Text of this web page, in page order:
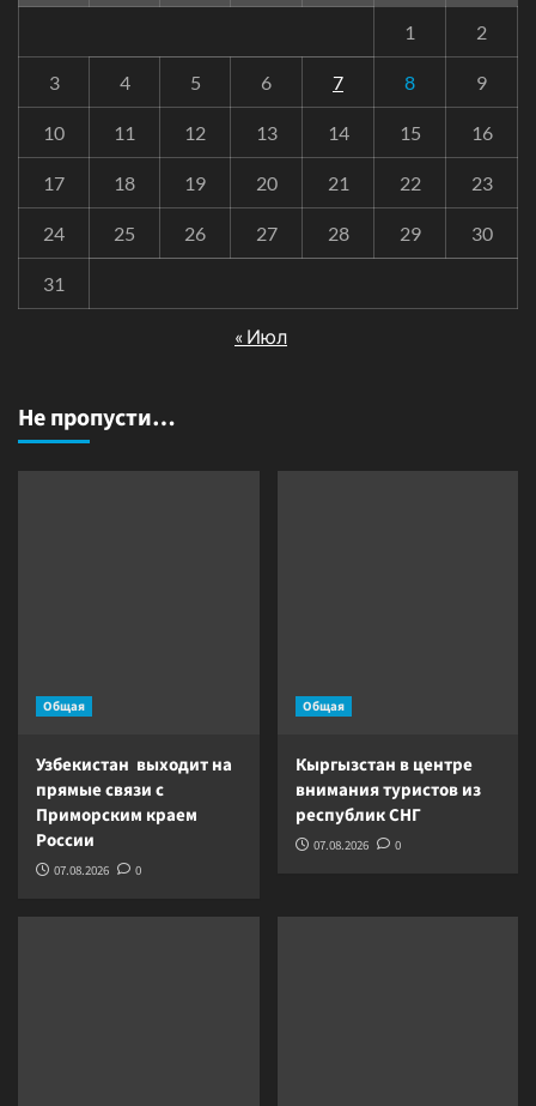
1
2
3 4 5 6 7 8 9
10 11 12 13 14 15 16
17 18 19 20 21 22 23
24 25 26 27 28 29 30
31
« Июл
Не пропусти…
Общая
Узбекистан выходит на
прямые связи с
Приморским краем
России
07.08.2026 0
Общая
Кыргызстан в центре
внимания туристов из
республик СНГ
07.08.2026 0